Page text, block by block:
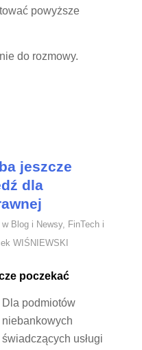
powyższe
do rozmowy.
jeszcze
dla
w Blog i Newsy, FinTech i
WIŚNIEWSKI
poczekać
Dla podmiotów
niebankowych
świadczących usługi